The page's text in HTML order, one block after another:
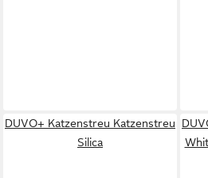
DUVO+ Katzenstreu Katzenstreu
Silica